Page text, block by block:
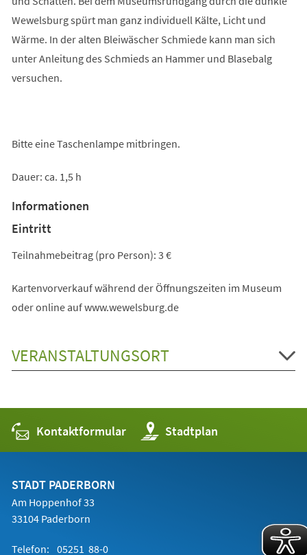
Wewelsburg spürt man ganz individuell Kälte, Licht und
Wärme. In der alten Bleiwäscher Schmiede kann man sich
unter Anleitung des Schmieds an Hammer und Blasebalg
versuchen.
Bitte eine Taschenlampe mitbringen.
Dauer: ca. 1,5 h
Informationen
Eintritt
Teilnahmebeitrag (pro Person): 3 €
Kartenvorverkauf während der Öffnungszeiten im Museum
oder online auf www.wewelsburg.de
VERANSTALTUNGSORT
Kontaktformular Stadtplan
(Öffnet
in
einem
STADT PADERBORN
Am Hoppenhof 33
33104 Paderborn
Telefon: 05251 88-0